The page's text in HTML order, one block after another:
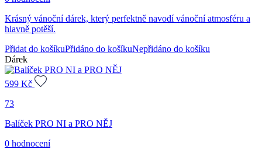
Krásný vánoční dárek, který perfektně navodí vánoční atmosféru a
hlavně potěší.
Přidat do košíkuPřidáno do košíkuNepřidáno do košíku
Dárek
599 Kč
73
Balíček PRO NI a PRO NĚJ
0 hodnocení